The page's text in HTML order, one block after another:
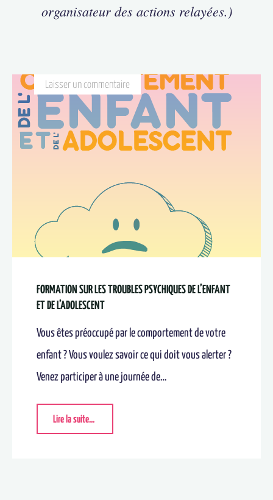
organisateur des actions relayées.)
Laisser un commentaire
FORMATION SUR LES TROUBLES PSYCHIQUES DE L’ENFANT
ET DE L’ADOLESCENT
Vous êtes préoccupé par le comportement de votre
enfant ? Vous voulez savoir ce qui doit vous alerter ?
Venez participer à une journée de…
Lire la suite...